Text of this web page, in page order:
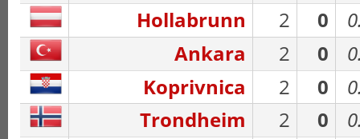
Hollabrunn
2 0
Ankara
2 0
Koprivnica
2 0
Trondheim
2 0